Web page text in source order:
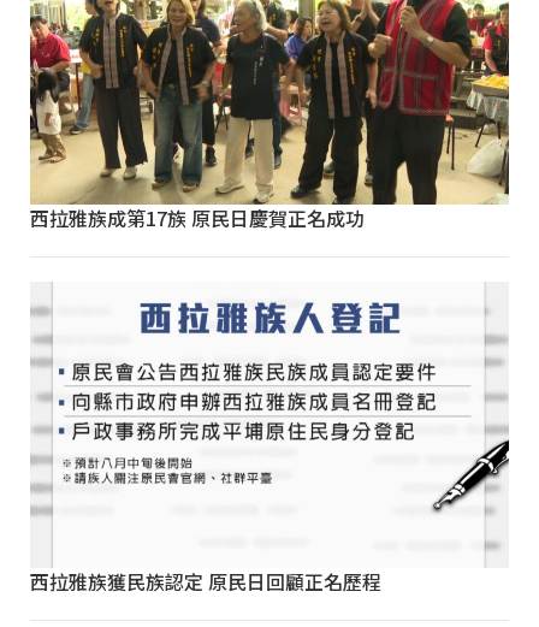
西拉雅族成第17族 原民日慶賀正名成功
西拉雅族獲民族認定 原民日回顧正名歷程